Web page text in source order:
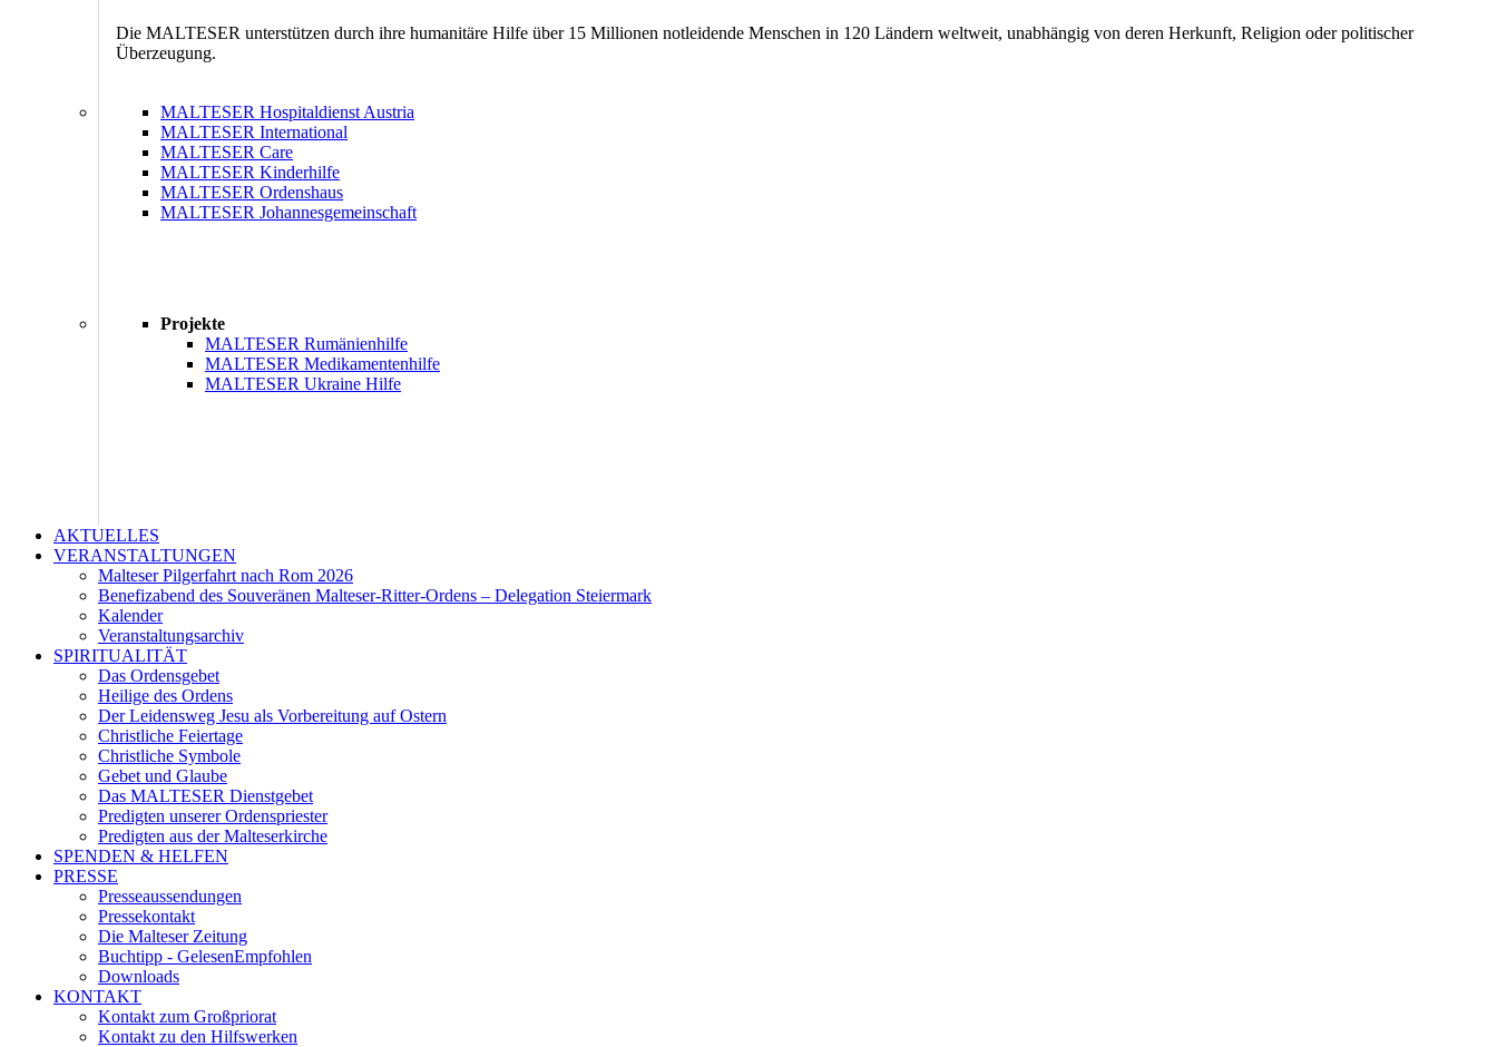
Die MALTESER unterstützen durch ihre humanitäre Hilfe über 15 Millionen notleidende Menschen in 120 Ländern weltweit, unabhängig von deren Herkunft, Religion oder politischer
Überzeugung.
MALTESER Hospitaldienst Austria
MALTESER International
MALTESER Care
MALTESER Kinderhilfe
MALTESER Ordenshaus
MALTESER Johannesgemeinschaft
Projekte
MALTESER Rumänienhilfe
MALTESER Medikamentenhilfe
MALTESER Ukraine Hilfe
AKTUELLES
VERANSTALTUNGEN
Malteser Pilgerfahrt nach Rom 2026
Benefizabend des Souveränen Malteser-Ritter-Ordens – Delegation Steiermark
Kalender
Veranstaltungsarchiv
SPIRITUALITÄT
Das Ordensgebet
Heilige des Ordens
Der Leidensweg Jesu als Vorbereitung auf Ostern
Christliche Feiertage
Christliche Symbole
Gebet und Glaube
Das MALTESER Dienstgebet
Predigten unserer Ordenspriester
Predigten aus der Malteserkirche
SPENDEN & HELFEN
PRESSE
Presseaussendungen
Pressekontakt
Die Malteser Zeitung
Buchtipp - GelesenEmpfohlen
Downloads
KONTAKT
Kontakt zum Großpriorat
Kontakt zu den Hilfswerken